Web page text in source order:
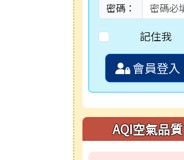
密碼：
記住我
會員登入
AQI空氣品質